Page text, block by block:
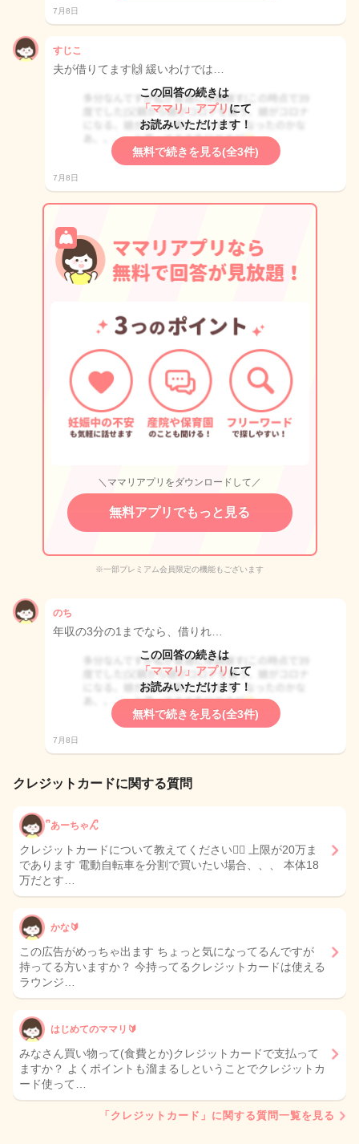
7月8日
すじこ
夫が借りてます🙌 緩いわけでは…
この回答の続きは
「ママリ」アプリ にて
お読みいただけます！
無料で続きを見る(全3件)
7月8日
＼ママリアプリをダウンロードして／
無料アプリでもっと見る
※一部プレミアム会員限定の機能もございます
のち
年収の3分の1までなら、借りれ…
この回答の続きは
「ママリ」アプリ にて
お読みいただけます！
無料で続きを見る(全3件)
7月8日
クレジットカードに関する質問
ᩚあーちゃんᩚ
クレジットカードについて教えてください🙇‍♀️ 上限が20万ま
であります 電動自転車を分割で買いたい場合、、、 本体18
万だとす…
かな🔰
この広告がめっちゃ出ます ちょっと気になってるんですが
持ってる方いますか？ 今持ってるクレジットカードは使える
ラウンジ…
はじめてのママリ🔰
みなさん買い物って(食費とか)クレジットカードで支払って
ますか？ よくポイントも溜まるしということでクレジットカ
ード使って…
「クレジットカード」に関する質問一覧を見る